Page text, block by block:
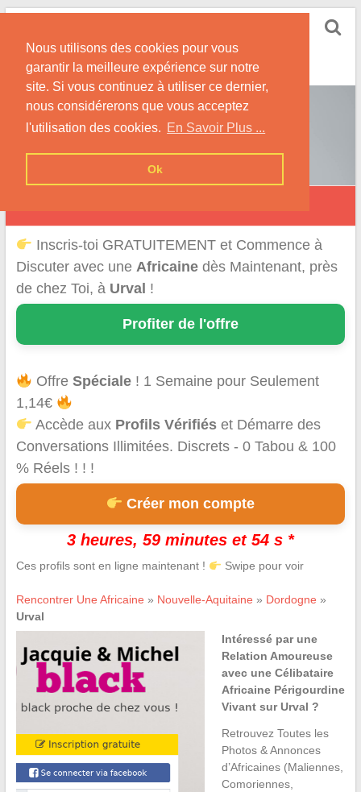
Nous utilisons des cookies pour vous
garantir la meilleure expérience sur notre
site. Si vous continuez à utiliser ce dernier,
nous considérerons que vous acceptez
l'utilisation des cookies. En Savoir Plus ...
Ok
Skip
content
Conseils et Infos pour la Rencontre d'une Belle
Africaine !
Inscris-toi GRATUITEMENT et Commence à
Discuter avec une Africainedès Maintenant, près
de chez Toi, à Urval !
Profiter de l'offre
OffreSpéciale ! 1 Semaine pour Seulement
1,14€
Accède aux Profils Vérifiés et Démarre des
Conversations Illimitées. Discrets - 0 Tabou & 100
% Réels ! ! !
Créer mon compte
3 heures, 59 minutes et 54 s *
Ces profils sont en ligne maintenant ! Swipe pour voir
Rencontrer Une Africaine » Nouvelle-Aquitaine » Dordogne »
Urval
Intéressé par une
Relation Amoureuse
avec une Célibataire
Africaine Périgourdine
Vivant sur Urval ?
Retrouvez Toutes les
Photos & Annonces
d’Africaines (Maliennes,
Comoriennes,